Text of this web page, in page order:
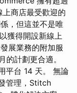
商店最受歡迎的
，但這並不是唯
獲得開設新線上
展業務的附加服
計劃更合適。
平台 14 天。 無論
管理，Stitch